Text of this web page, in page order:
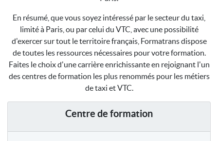
En résumé, que vous soyez intéressé par le secteur du taxi,
limité à Paris, ou par celui du VTC, avec une possibilité
d'exercer sur tout le territoire français, Formatrans dispose
de toutes les ressources nécessaires pour votre formation.
Faites le choix d'une carrière enrichissante en rejoignant l'un
des centres de formation les plus renommés pour les métiers
de taxi et VTC.
Centre de formation